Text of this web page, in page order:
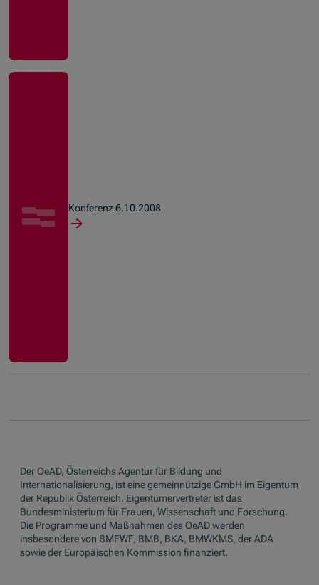
Konferenz 6.10.2008
Der OeAD, Österreichs Agentur für Bildung und
Internationalisierung, ist eine gemeinnützige GmbH im Eigentum
der Republik Österreich. Eigentümervertreter ist das
Bundesministerium für Frauen, Wissenschaft und Forschung.
Die Programme und Maßnahmen des OeAD werden
insbesondere von BMFWF, BMB, BKA, BMWKMS, der ADA
sowie der Europäischen Kommission finanziert.